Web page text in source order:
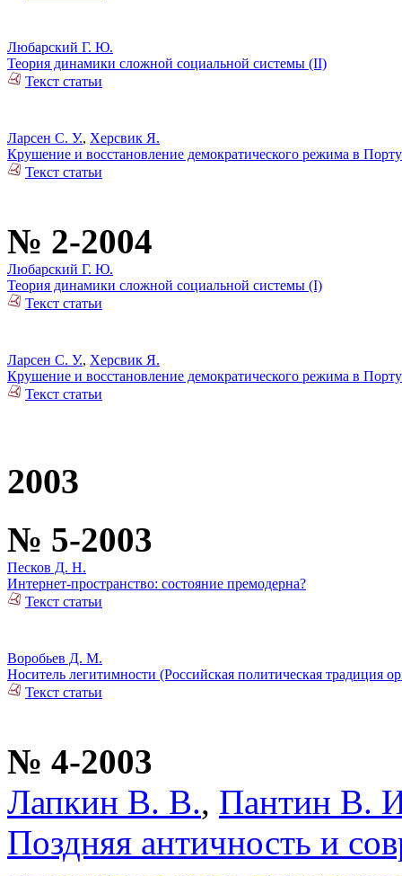
Любарский Г. Ю.
Теория динамики сложной социальной системы (II)
Текст статьи
Ларсен С. У., Херсвик Я.
Крушение и восстановление демократического режима в
Текст статьи
№ 2-2004
Любарский Г. Ю.
Теория динамики сложной социальной системы (I)
Текст статьи
Ларсен С. У., Херсвик Я.
Крушение и восстановление демократического режима в
Текст статьи
2003
№ 5-2003
Песков Д. Н.
Интернет-пространство: состояние премодерна?
Текст статьи
Воробьев Д. М.
Носитель легитимности (Российская политическая традиция
Текст статьи
№ 4-2003
Лапкин В. В., Пантин В.
Поздняя античность и